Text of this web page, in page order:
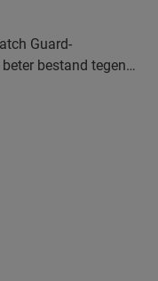
Guard-
bestand tegen
Guard.